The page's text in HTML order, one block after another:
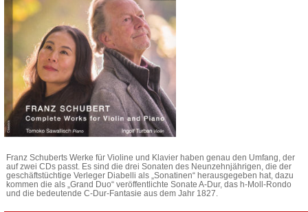
Franz Schuberts Werke für Violine und Klavier haben genau den Umfang, der
auf zwei CDs passt. Es sind die drei Sonaten des Neunzehnjährigen, die der
geschäftstüchtige Verleger Diabelli als „Sonatinen“ herausgegeben hat, dazu
kommen die als „Grand Duo“ veröffentlichte Sonate A-Dur, das h-Moll-Rondo
und die bedeutende C-Dur-Fantasie aus dem Jahr 1827.